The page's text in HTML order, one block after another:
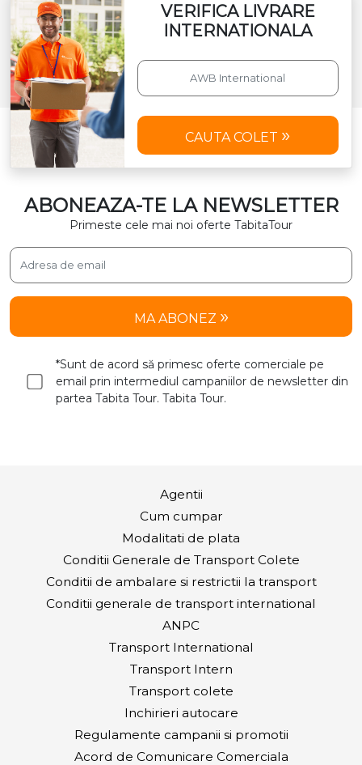
VERIFICA LIVRARE
INTERNATIONALA
CAUTA COLET
ABONEAZA-TE LA NEWSLETTER
Primeste cele mai noi oferte TabitaTour
MA ABONEZ
*Sunt de acord să primesc oferte comerciale pe
email prin intermediul campaniilor de newsletter din
partea Tabita Tour. Tabita Tour.
Agentii
Cum cumpar
Modalitati de plata
Conditii Generale de Transport Colete
Conditii de ambalare si restrictii la transport
Conditii generale de transport international
ANPC
Transport International
Transport Intern
Transport colete
Inchirieri autocare
Regulamente campanii si promotii
Acord de Comunicare Comerciala